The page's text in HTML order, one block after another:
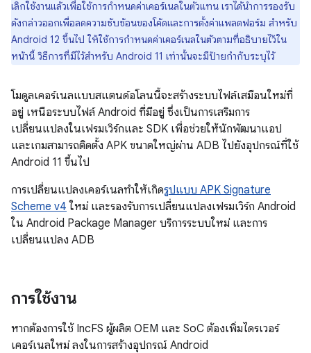
เลิกใช้งานแล้วเพื่อใช้การกำหนดค่าเคอร์เนลในตัวแทน เราได้นำการรองรับ
ดังกล่าวออกเพื่อลดความซับซ้อนของโค้ดและการตั้งค่าแพลตฟอร์ม สำหรับ
Android 12 ขึ้นไป ให้ใช้การกำหนดค่าเคอร์เนลในตัวตามที่อธิบายไว้ใน
หน้านี้ วิธีการที่มีไว้สำหรับ Android 11 เท่านั้นจะมีป้ายกำกับระบุไว้
โมดูลเคอร์เนลแบบสแตนด์อโลนนี้จะสร้างระบบไฟล์เสมือนใหม่ที่
อยู่ เหนือระบบไฟล์ Android ที่มีอยู่ ซึ่งเป็นการเสริมการ
เปลี่ยนแปลงในเฟรมเวิร์กและ SDK เพื่อช่วยให้นักพัฒนาแอป
และเกมสามารถติดตั้ง APK ขนาดใหญ่ผ่าน ADB ไปยังอุปกรณ์ที่ใช้
Android 11 ขึ้นไป
การเปลี่ยนแปลงเคอร์เนลทำให้เกิดรูปแบบ APK Signature
Scheme v4 ใหม่ และรองรับการเปลี่ยนแปลงเฟรมเวิร์ก Android
ใน Android Package Manager บริการระบบใหม่ และการ
เปลี่ยนแปลง ADB
การใช้งาน
หากต้องการใช้ IncFS ผู้ผลิต OEM และ SoC ต้องเพิ่มไดรเวอร์
เคอร์เนลใหม่ ลงในการสร้างอุปกรณ์ Android